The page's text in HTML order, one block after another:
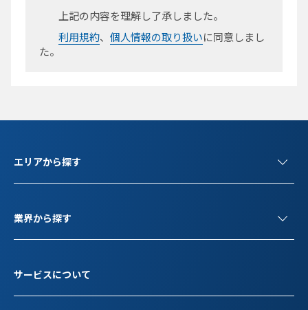
上記の内容を理解し了承しました。
利用規約、 個人情報の取り扱いに同意しまし
た。
エリアから探す
業界から探す
サービスについて